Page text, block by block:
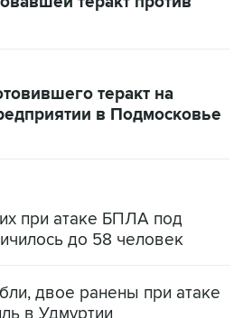
в Подмосковье
при атаке БПЛА под
двое ранены при атаке